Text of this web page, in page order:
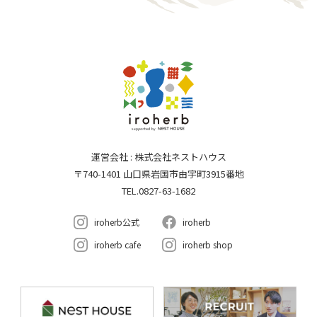
運営会社 : 株式会社ネストハウス
〒740-1401 山口県岩国市由宇町3915番地
TEL.0827-63-1682
iroherb公式
iroherb
iroherb cafe
iroherb shop